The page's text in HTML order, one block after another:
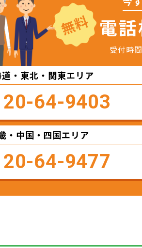
無料 電
受付時
・東北・関東エリア
64-9403
・中国・四国エリア
64-9477